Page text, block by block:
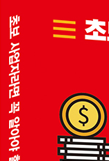
세금 줄이기
줄이기
이 무서워진다
금 줄이기
줄이기